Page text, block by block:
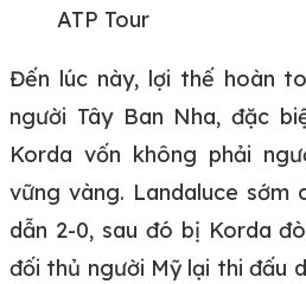
ATP Tour
Đến lúc này, lợi thế hoàn
người Tây Ban Nha, đặc
Korda vốn không phải
vững vàng. Landaluce sớm
dẫn 2-0, sau đó bị Korda
đối thủ người Mỹ lại thi đấu